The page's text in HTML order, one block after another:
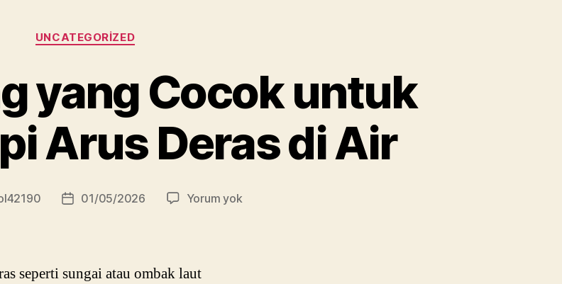
Kategoriler
UNCATEGORIZED
yang Cocok untuk
Arus Deras di Air
Yazı01/05/2026 Yorum yokGaya
seperti sungai atau ombak laut